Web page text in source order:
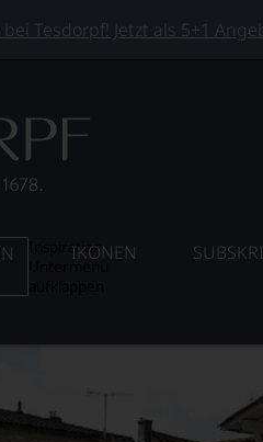
Tesdorpf! Jetzt als 5+1
InspirationIKONEN